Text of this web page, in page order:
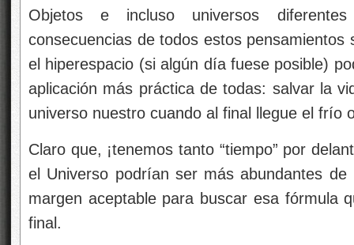
Objetos e incluso universos
consecuencias de todos estos
el hiperespacio (si algún día fuese posible)
aplicación más práctica de todas: salvar la
universo nuestro cuando al final llegue el frío
Claro que, ¡tenemos tanto “tiempo” por
el Universo podrían ser más abundantes
margen aceptable para buscar esa fórmula
final.